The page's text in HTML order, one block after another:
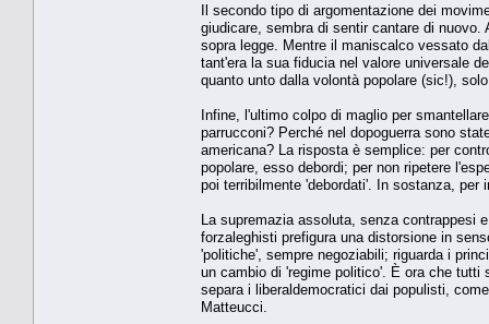
Il secondo tipo di argomentazione dei
giudicare, sembra di sentir cantare di
sopra legge. Mentre il maniscalco vessato
tant'era la sua fiducia nel valore universale
quanto unto dalla volontà popolare (sic!),
Infine, l'ultimo colpo di maglio per
parrucconi? Perché nel dopoguerra sono
americana? La risposta è semplice: per
popolare, esso debordi; per non ripetere
poi terribilmente 'debordati'. In sostanza, per
La supremazia assoluta, senza contrappesi
forzaleghisti prefigura una distorsione in
'politiche', sempre negoziabili; riguarda i
un cambio di 'regime politico'. È ora che tutti
separa i liberaldemocratici dai populisti,
Matteucci.